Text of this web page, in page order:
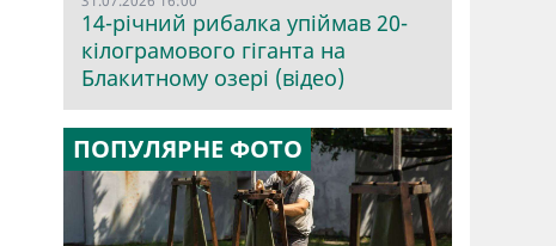
14-річний рибалка упіймав 20-
кілограмового гіганта на
Блакитному озері (відео)
ПОПУЛЯРНЕ ФОТО